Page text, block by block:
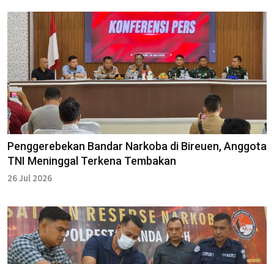
Penggerebekan Bandar Narkoba di Bireuen, Anggota
TNI Meninggal Terkena Tembakan
26 Jul 2026